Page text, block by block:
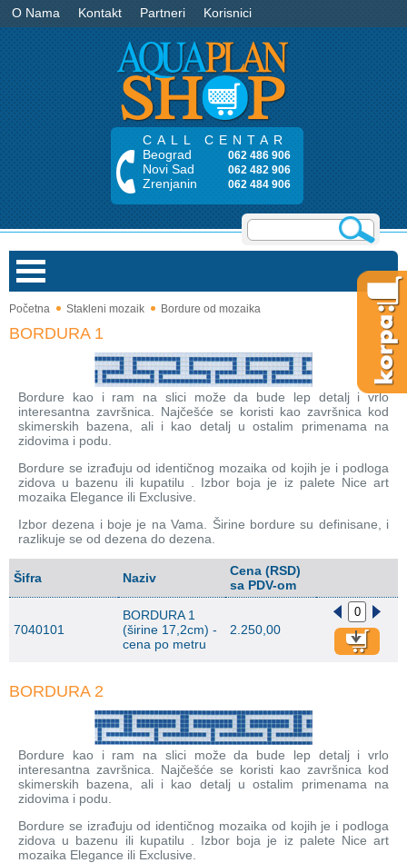
O Nama Kontakt Partneri Korisnici
CALL CENTAR
Beograd
062 486 906
Novi Sad 062 482 906
Zrenjanin 062 484 906
Bazeni
Wellness
Stakleni mozaik
Dekorativni i građevinski materijali
Početna Stakleni mozaik Bordure od mozaika
BORDURA 1
Bordure kao i ram na slici može da bude lep detalj i vrlo
interesantna završnica. Najčešće se koristi kao završnica kod
skimerskih bazena, ali i kao detalj u ostalim primenama na
zidovima i podu.
Bordure se izrađuju od identičnog mozaika od kojih je i podloga
zidova u bazenu ili kupatilu . Izbor boja je iz palete Nice art
mozaika Elegance ili Exclusive.
Izbor dezena i boje je na Vama. Širine bordure su definisane, i
razlikuje se od dezena do dezena.
Šifra Naziv
Cena (RSD)
sa PDV-om
7040101
BORDURA 1
(širine 17,2cm) -
cena po metru
2.250,00
BORDURA 2
Bordure kao i ram na slici može da bude lep detalj i vrlo
interesantna završnica. Najčešće se koristi kao završnica kod
skimerskih bazena, ali i kao detalj u ostalim primenama na
zidovima i podu.
Bordure se izrađuju od identičnog mozaika od kojih je i podloga
zidova u bazenu ili kupatilu . Izbor boja je iz palete Nice art
mozaika Elegance ili Exclusive.